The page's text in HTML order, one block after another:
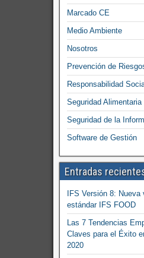
Marcado CE
Medio Ambiente
Nosotros
Prevención de
Responsabilidad
Seguridad Alimentaria
Seguridad de la
Software de Gestión
Entradas
IFS Versión 8: Nueva
estándar IFS FOOD
Las 7 Tendencias
Claves para el Éxito
2020